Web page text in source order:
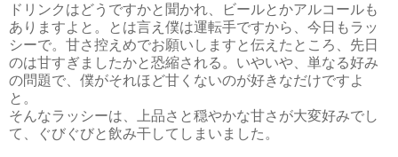
ドリンクはどうですかと聞かれ、ビールとかアルコールも
ありますよと。とは言え僕は運転手ですから、今日もラッ
シーで。甘さ控えめでお願いしますと伝えたところ、先日
のは甘すぎましたかと恐縮される。いやいや、単なる好み
の問題で、僕がそれほど甘くないのが好きなだけですよ
と。
そんなラッシーは、上品さと穏やかな甘さが大変好みでし
て、ぐびぐびと飲み干してしまいました。